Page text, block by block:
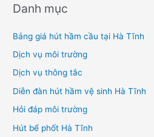
Danh mục
Bảng giá hút hầm cầu tại Hà Tĩnh
Dịch vụ môi trường
Dịch vụ thông tắc
Diễn đàn hút hầm vệ sinh Hà Tĩnh
Hỏi đáp môi trường
Hút bể phốt Hà Tĩnh